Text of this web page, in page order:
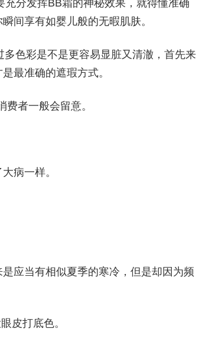
分发挥BB霜的神秘效果，就得懂准确
间享有如婴儿般的无暇肌肤。
色彩是不是更容易显脏又清澈，首先来
最准确的遮瑕方式。
者一般会留意。
病一样。
应当有相似夏季的寒冷，但是却因为频
皮打底色。